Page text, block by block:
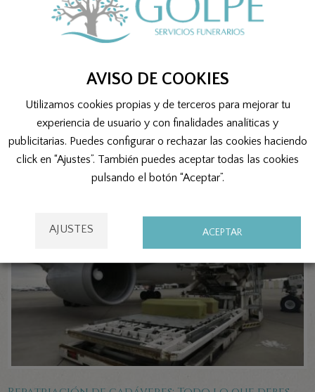
Sobre JOSE MANUEL GOLPE
Related Posts
AVISO DE COOKIES
Utilizamos cookies propias y de terceros para mejorar tu
experiencia de usuario y con finalidades analíticas y
publicitarias. Puedes configurar o rechazar las cookies haciendo
click en “Ajustes”. También puedes aceptar todas las cookies
pulsando el botón “Aceptar”.
AJUSTES ACEPTAR